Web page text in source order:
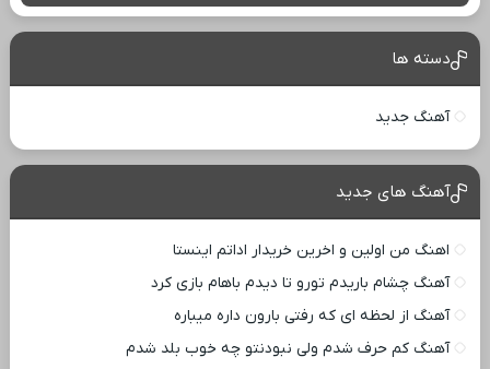
دسته ها
آهنگ جدید
آهنگ های جدید
اهنگ من اولین و اخرین خریدار اداتم اینستا
آهنگ چشام باریدم تورو تا دیدم باهام بازی کرد
آهنگ از لحظه ای که رفتی بارون داره میباره
آهنگ کم حرف شدم ولی نبودنتو چه خوب بلد شدم